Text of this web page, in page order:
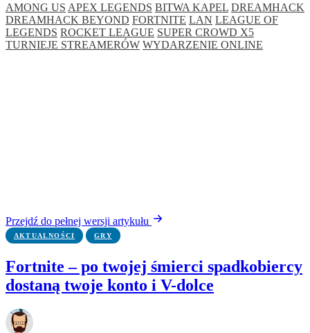
AMONG US APEX LEGENDS BITWA KAPEL DREAMHACK
DREAMHACK BEYOND FORTNITE LAN LEAGUE OF
LEGENDS ROCKET LEAGUE SUPER CROWD X5
TURNIEJE STREAMERÓW WYDARZENIE ONLINE
Przejdź do pełnej wersji artykułu
AKTUALNOŚCI GRY
Fortnite – po twojej śmierci spadkobiercy
dostaną twoje konto i V-dolce